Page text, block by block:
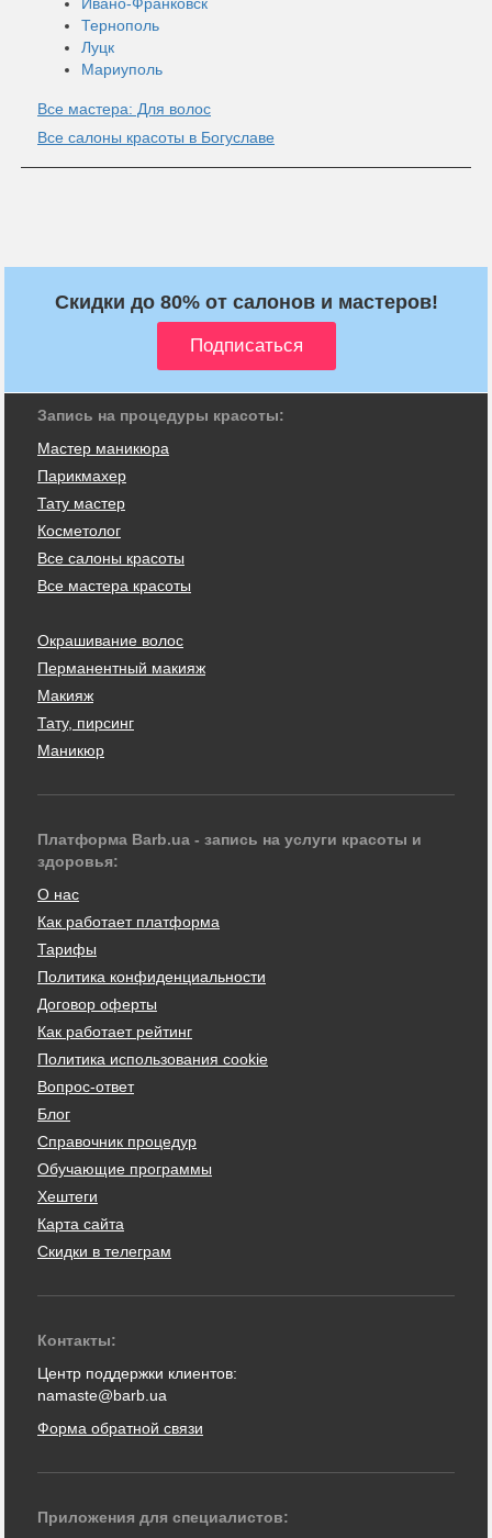
Тернополь
Луцк
Мариуполь
Все мастера: Для волос
Все салоны красоты в Богуславе
Скидки до 80% от салонов и мастеров!
Запись на процедуры красоты:
Мастер маникюра
Парикмахер
Тату мастер
Косметолог
Все салоны красоты
Все мастера красоты
Окрашивание волос
Перманентный макияж
Макияж
Тату, пирсинг
Маникюр
Платформа Barb.ua - запись на услуги красоты и
здоровья:
О нас
Как работает платформа
Тарифы
Политика конфиденциальности
Договор оферты
Как работает рейтинг
Политика использования cookie
Вопрос-ответ
Блог
Справочник процедур
Обучающие программы
Хештеги
Карта сайта
Скидки в телеграм
Контакты:
Центр поддержки клиентов:
namaste@barb.ua
Форма обратной связи
Приложения для специалистов: